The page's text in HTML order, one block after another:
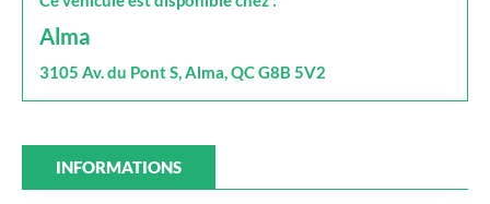
Alma
3105 Av. du Pont S, Alma, QC G8B 5V2
INFORMATIONS